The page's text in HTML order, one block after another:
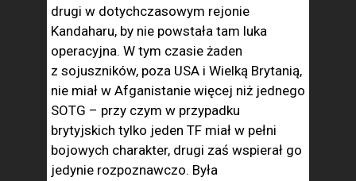
drugi w dotychczasowym rejonie
Kandaharu, by nie powstała tam luka
operacyjna. W tym czasie żaden
z sojuszników, poza USA i Wielką Brytanią,
nie miał w Afganistanie więcej niż jednego
SOTG – przy czym w przypadku
brytyjskich tylko jeden TF miał w pełni
bojowych charakter, drugi zaś wspierał go
jedynie rozpoznawczo. Była